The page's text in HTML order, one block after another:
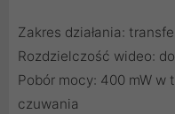
Zakres działania:
Rozdzielczość wideo:
Pobór mocy: 400 mW w
czuwania